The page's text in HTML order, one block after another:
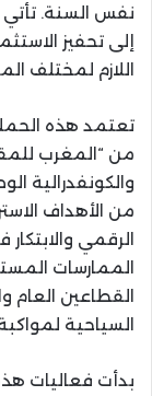
نفس السنة. تأتي
إلى تحفيز
اللازم لمختلف
تعتمد هذه
من “المغرب
والكونفدرالية
من الأهداف
الرقمي
الممارسات
القطاعين العام
السياحية